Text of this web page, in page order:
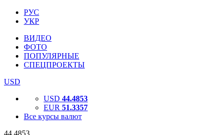
РУС
УКР
ВИДЕО
ФОТО
ПОПУЛЯРНЫЕ
СПЕЦПРОЕКТЫ
USD
USD 44.4853
EUR 51.3357
Все курсы валют
44.4853